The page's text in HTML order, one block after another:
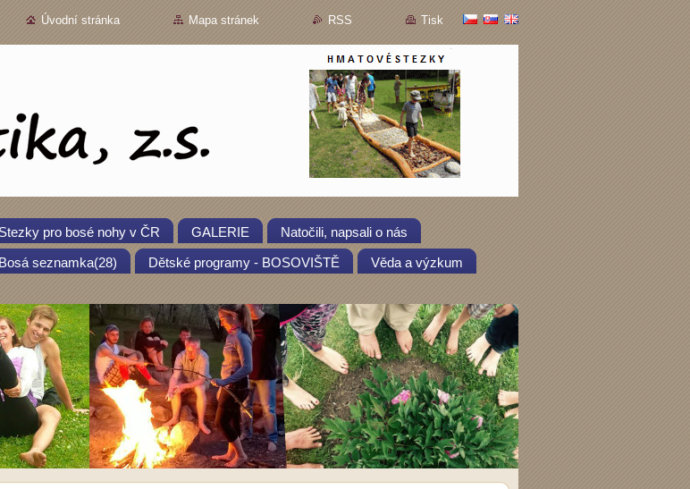
Úvodní stránka Mapa stránek RSS Tisk
Stezky pro bosé nohy v ČR GALERIE Natočili, napsali o nás
Bosá seznamka(28) Dětské programy - BOSOVIŠTĚ Věda a výzkum